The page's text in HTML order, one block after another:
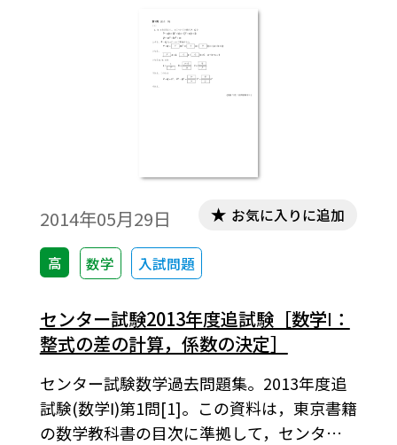
2014年05月29日
高 数学 入試問題
お気に入りに追加
センター試験2013年度追試験［数学Ⅰ：
整式の差の計算，係数の決定］
センター試験数学過去問題集。2013年度追
試験(数学Ⅰ)第1問[1]。この資料は，東京書籍
の数学教科書の目次に準拠して，センター